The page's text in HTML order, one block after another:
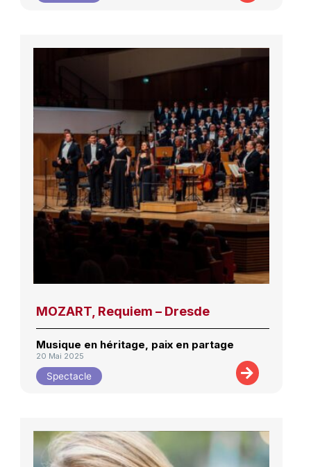
MOZART, Requiem – Dresde
Musique en héritage, paix en partage
20 Mai 2025
Spectacle